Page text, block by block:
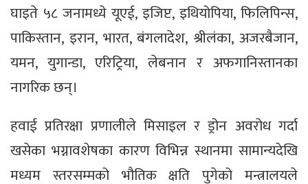
घाइते ५८ जनामध्ये यूएई, इजिप्ट, इथियोपिया, फिलिपिन्स,
पाकिस्तान, इरान, भारत, बंगलादेश, श्रीलंका, अजरबैजान,
यमन, युगान्डा, एरिट्रिया, लेबनान र अफगानिस्तानका
नागरिक छन्।
हवाई प्रतिरक्षा प्रणालीले मिसाइल र ड्रोन अवरोध गर्दा
खसेका भग्नावशेषका कारण विभिन्न स्थानमा सामान्यदेखि
मध्यम स्तरसम्मको भौतिक क्षति पुगेको मन्त्रालयले